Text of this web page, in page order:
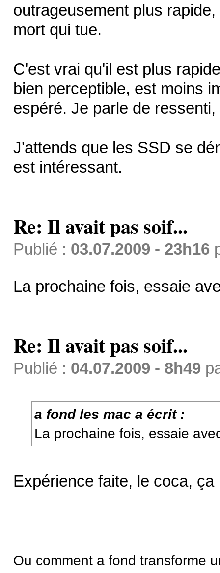
outrageusement plus
mort qui tue.
C'est vrai qu'il est plus
bien perceptible, est moins
espéré. Je parle de
J'attends que les SSD se
est intéressant.
Re: Il avait pas soif...
Publié : 03.07.2009 - 23h16
La prochaine fois, essaie
Re: Il avait pas soif...
Publié : 04.07.2009 - 8h49
a fond les mac a écrit :
La prochaine fois, essaie
Expérience faite, le coca,
Ou comment a fond transforme